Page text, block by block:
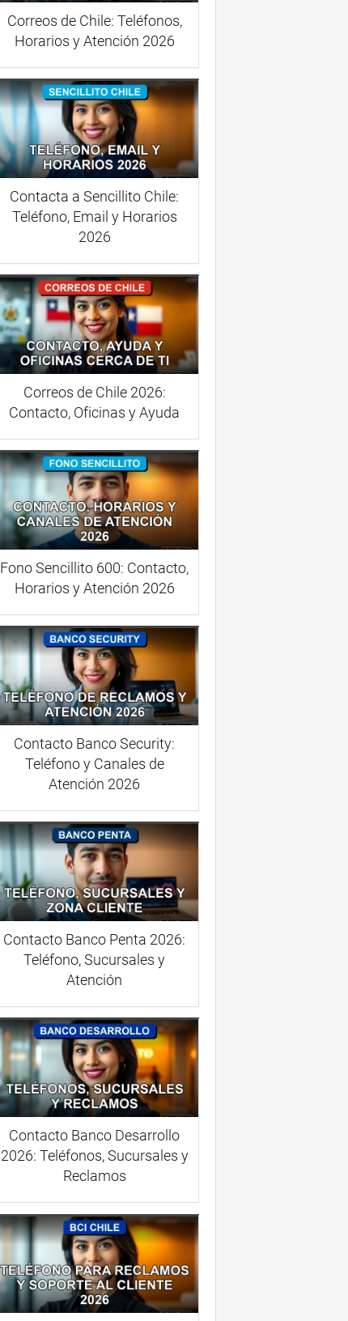
Correos de Chile: Teléfonos,
Horarios y Atención 2026
Contacta a Sencillito Chile:
Teléfono, Email y Horarios
2026
Correos de Chile 2026:
Contacto, Oficinas y Ayuda
Fono Sencillito 600: Contacto,
Horarios y Atención 2026
Contacto Banco Security:
Teléfono y Canales de
Atención 2026
Contacto Banco Penta 2026:
Teléfono, Sucursales y
Atención
Contacto Banco Desarrollo
2026: Teléfonos, Sucursales y
Reclamos